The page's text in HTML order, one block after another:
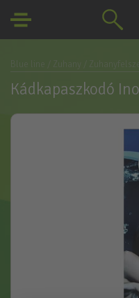
Kádkapaszkodó